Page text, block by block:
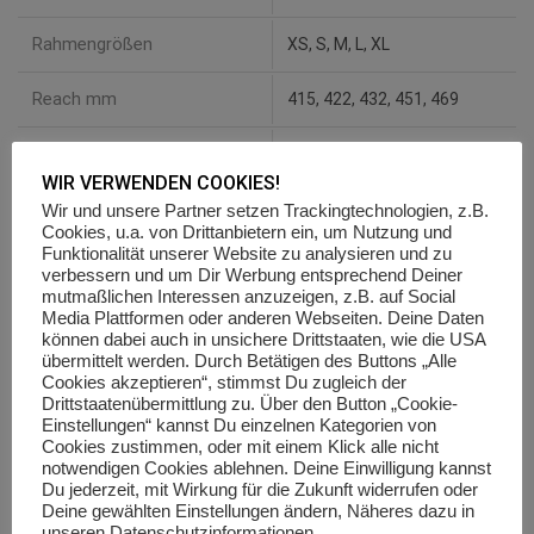
Rahmengrößen XS, S, M, L, XL
Reach mm 415, 422, 432, 451, 469
Überstandshöhe mm
Laufradgröße Zoll 27.5, 29
Steuerrohrlänge mm 140, 155, 170
Vorbaulänge mm 45
Lenkerbreite mm 720, 740
Oberrohrlänge mm 605, 610, 625, 648, 670
WIR VERWENDEN COOKIES!
Wir und unsere Partner setzen Trackingtechnologien, z.B.
Cookies, u.a. von Drittanbietern ein, um Nutzung und
Funktionalität unserer Website zu analysieren und zu
verbessern und um Dir Werbung entsprechend Deiner
mutmaßlichen Interessen anzuzeigen, z.B. auf Social
Media Plattformen oder anderen Webseiten. Deine Daten
können dabei auch in unsichere Drittstaaten, wie die USA
übermittelt werden. Durch Betätigen des Buttons „Alle
Cookies akzeptieren“, stimmst Du zugleich der
Drittstaatenübermittlung zu. Über den Button „Cookie-
Einstellungen“ kannst Du einzelnen Kategorien von
Cookies zustimmen, oder mit einem Klick alle nicht
notwendigen Cookies ablehnen. Deine Einwilligung kannst
Du jederzeit, mit Wirkung für die Zukunft widerrufen oder
Deine gewählten Einstellungen ändern, Näheres dazu in